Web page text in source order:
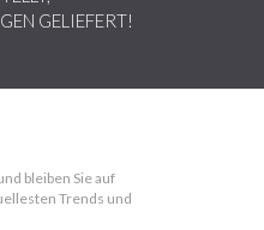
GELIEFERT!
bleiben Sie auf
Trends und